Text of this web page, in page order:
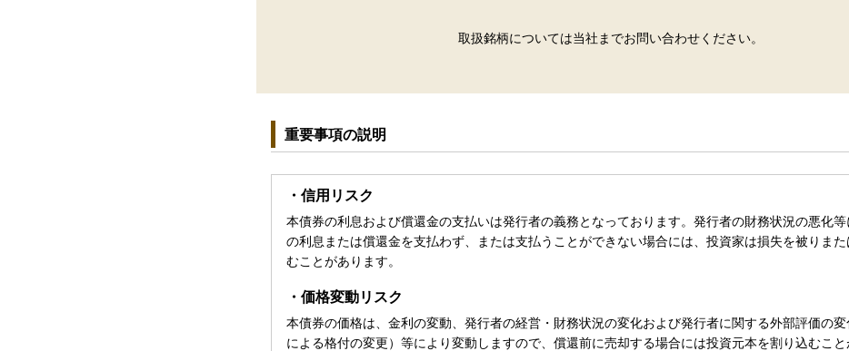
取扱銘柄については当社までお問い合わせください。
重要事項の説明
・信用リスク
本債券の利息および償還金の支払いは発行者の義務となっております。発行者の財務状況の悪化
の利息または償還金を支払わず、または支払うことができない場合には、投資家は損失を被りま
むことがあります。
・価格変動リスク
本債券の価格は、金利の変動、発行者の経営・財務状況の変化および発行者に関する外部評価の
による格付の変更）等により変動しますので、償還前に売却する場合には投資元本を割り込むこと